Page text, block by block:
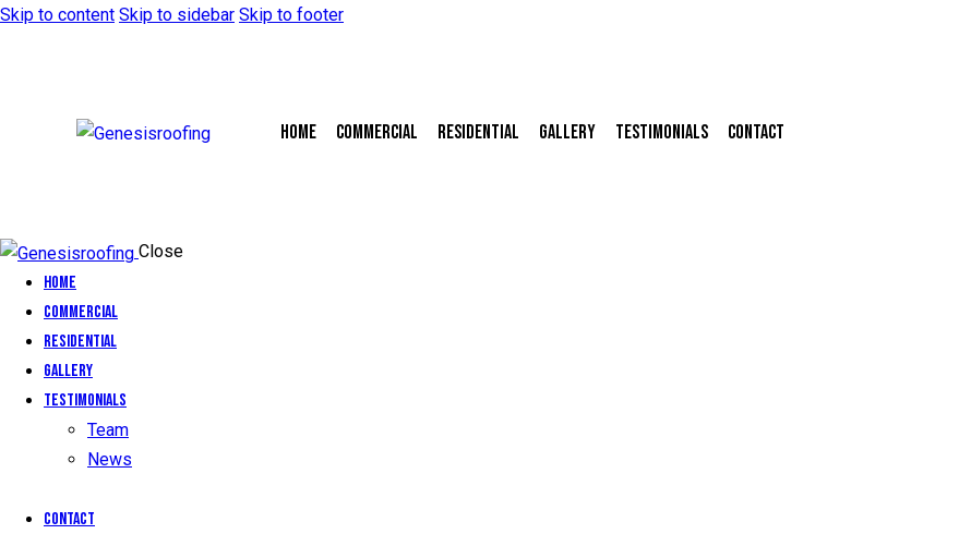
Skip to content Skip to sidebar Skip to footer
Home Commercial Residential Gallery Testimonials
Contact
Close
Home
Commercial
Residential
Gallery
Testimonials
Team
News
Contact